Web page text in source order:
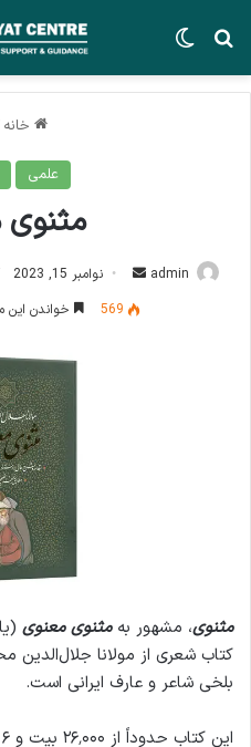
جستجو برایتغییر پوسته
خانه
علمی
admin
ارسال
ایمیل
نوامبر 15, 2023
569
خواندن این مطلب 1
مثنوی، مشهور بهمثنوی معنوی
کتاب شعری از مولانا جلال‌الدین
بلخی شاعر و عارف ایرانی است.